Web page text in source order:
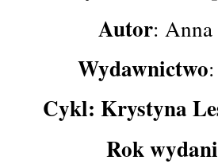
Autor:
Wydawnictwo
Cykl: Krystyna
Rok